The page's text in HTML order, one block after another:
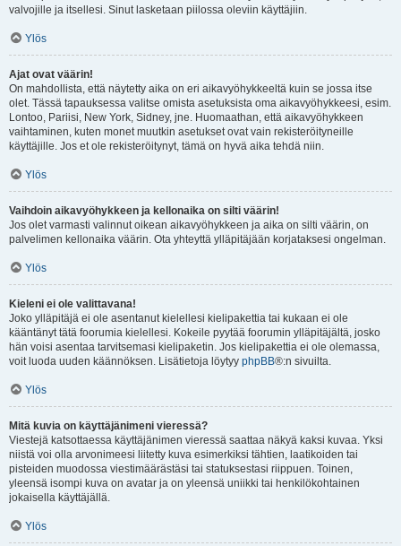
valvojille ja itsellesi. Sinut lasketaan piilossa oleviin käyttäjiin.
Ylös
Ajat ovat väärin!
On mahdollista, että näytetty aika on eri aikavyöhykkeeltä kuin se jossa itse
olet. Tässä tapauksessa valitse omista asetuksista oma aikavyöhykkeesi, esim.
Lontoo, Pariisi, New York, Sidney, jne. Huomaathan, että aikavyöhykkeen
vaihtaminen, kuten monet muutkin asetukset ovat vain rekisteröityneille
käyttäjille. Jos et ole rekisteröitynyt, tämä on hyvä aika tehdä niin.
Ylös
Vaihdoin aikavyöhykkeen ja kellonaika on silti väärin!
Jos olet varmasti valinnut oikean aikavyöhykkeen ja aika on silti väärin, on
palvelimen kellonaika väärin. Ota yhteyttä ylläpitäjään korjataksesi ongelman.
Ylös
Kieleni ei ole valittavana!
Joko ylläpitäjä ei ole asentanut kielellesi kielipakettia tai kukaan ei ole
kääntänyt tätä foorumia kielellesi. Kokeile pyytää foorumin ylläpitäjältä, josko
hän voisi asentaa tarvitsemasi kielipaketin. Jos kielipakettia ei ole olemassa,
voit luoda uuden käännöksen. Lisätietoja löytyy phpBB®:n sivuilta.
Ylös
Mitä kuvia on käyttäjänimeni vieressä?
Viestejä katsottaessa käyttäjänimen vieressä saattaa näkyä kaksi kuvaa. Yksi
niistä voi olla arvonimeesi liitetty kuva esimerkiksi tähtien, laatikoiden tai
pisteiden muodossa viestimäärästäsi tai statuksestasi riippuen. Toinen,
yleensä isompi kuva on avatar ja on yleensä uniikki tai henkilökohtainen
jokaisella käyttäjällä.
Ylös